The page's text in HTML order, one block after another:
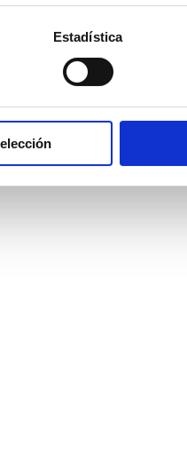
Estadística